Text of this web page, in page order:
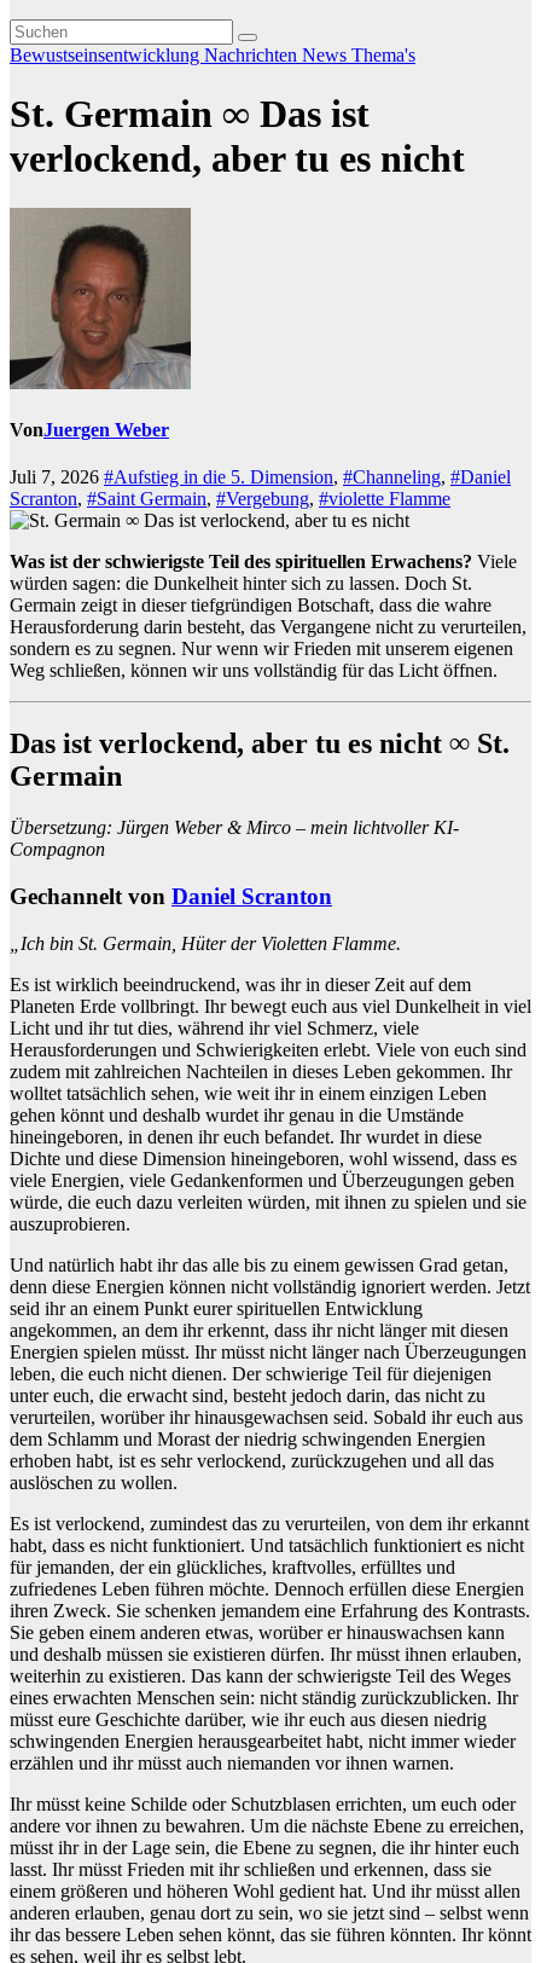
Bewustseinsentwicklung Nachrichten News Thema's
St. Germain ∞ Das ist
verlockend, aber tu es nicht
VonJuergen Weber
Juli 7, 2026 #Aufstieg in die 5. Dimension, #Channeling, #Daniel
Scranton, #Saint Germain, #Vergebung, #violette Flamme
Was ist der schwierigste Teil des spirituellen Erwachens? Viele
würden sagen: die Dunkelheit hinter sich zu lassen. Doch St.
Germain zeigt in dieser tiefgründigen Botschaft, dass die wahre
Herausforderung darin besteht, das Vergangene nicht zu verurteilen,
sondern es zu segnen. Nur wenn wir Frieden mit unserem eigenen
Weg schließen, können wir uns vollständig für das Licht öffnen.
Das ist verlockend, aber tu es nicht ∞ St.
Germain
Übersetzung: Jürgen Weber & Mirco – mein lichtvoller KI-
Compagnon
Gechannelt von Daniel Scranton
„Ich bin St. Germain, Hüter der Violetten Flamme.
Es ist wirklich beeindruckend, was ihr in dieser Zeit auf dem
Planeten Erde vollbringt. Ihr bewegt euch aus viel Dunkelheit in viel
Licht und ihr tut dies, während ihr viel Schmerz, viele
Herausforderungen und Schwierigkeiten erlebt. Viele von euch sind
zudem mit zahlreichen Nachteilen in dieses Leben gekommen. Ihr
wolltet tatsächlich sehen, wie weit ihr in einem einzigen Leben
gehen könnt und deshalb wurdet ihr genau in die Umstände
hineingeboren, in denen ihr euch befandet. Ihr wurdet in diese
Dichte und diese Dimension hineingeboren, wohl wissend, dass es
viele Energien, viele Gedankenformen und Überzeugungen geben
würde, die euch dazu verleiten würden, mit ihnen zu spielen und sie
auszuprobieren.
Und natürlich habt ihr das alle bis zu einem gewissen Grad getan,
denn diese Energien können nicht vollständig ignoriert werden. Jetzt
seid ihr an einem Punkt eurer spirituellen Entwicklung
angekommen, an dem ihr erkennt, dass ihr nicht länger mit diesen
Energien spielen müsst. Ihr müsst nicht länger nach Überzeugungen
leben, die euch nicht dienen. Der schwierige Teil für diejenigen
unter euch, die erwacht sind, besteht jedoch darin, das nicht zu
verurteilen, worüber ihr hinausgewachsen seid. Sobald ihr euch aus
dem Schlamm und Morast der niedrig schwingenden Energien
erhoben habt, ist es sehr verlockend, zurückzugehen und all das
auslöschen zu wollen.
Es ist verlockend, zumindest das zu verurteilen, von dem ihr erkannt
habt, dass es nicht funktioniert. Und tatsächlich funktioniert es nicht
für jemanden, der ein glückliches, kraftvolles, erfülltes und
zufriedenes Leben führen möchte. Dennoch erfüllen diese Energien
ihren Zweck. Sie schenken jemandem eine Erfahrung des Kontrasts.
Sie geben einem anderen etwas, worüber er hinauswachsen kann
und deshalb müssen sie existieren dürfen. Ihr müsst ihnen erlauben,
weiterhin zu existieren. Das kann der schwierigste Teil des Weges
eines erwachten Menschen sein: nicht ständig zurückzublicken. Ihr
müsst eure Geschichte darüber, wie ihr euch aus diesen niedrig
schwingenden Energien herausgearbeitet habt, nicht immer wieder
erzählen und ihr müsst auch niemanden vor ihnen warnen.
Ihr müsst keine Schilde oder Schutzblasen errichten, um euch oder
andere vor ihnen zu bewahren. Um die nächste Ebene zu erreichen,
müsst ihr in der Lage sein, die Ebene zu segnen, die ihr hinter euch
lasst. Ihr müsst Frieden mit ihr schließen und erkennen, dass sie
einem größeren und höheren Wohl gedient hat. Und ihr müsst allen
anderen erlauben, genau dort zu sein, wo sie jetzt sind – selbst wenn
ihr das bessere Leben sehen könnt, das sie führen könnten. Ihr könnt
es sehen, weil ihr es selbst lebt.